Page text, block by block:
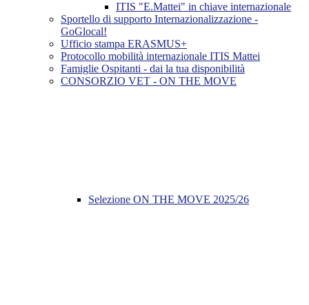
ITIS "E.Mattei" in chiave internazionale
Sportello di supporto Internazionalizzazione -
GoGlocal!
Ufficio stampa ERASMUS+
Protocollo mobilità internazionale ITIS Mattei
Famiglie Ospitanti - dai la tua disponibilità
CONSORZIO VET - ON THE MOVE
Selezione ON THE MOVE 2025/26